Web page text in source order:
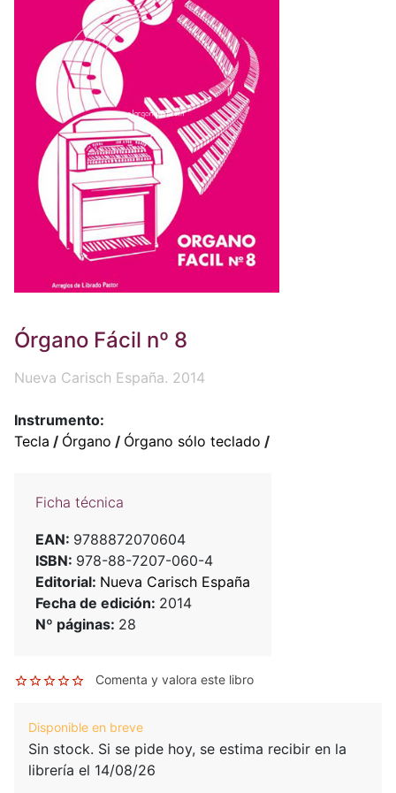
Órgano Fácil nº 8
Nueva Carisch España. 2014
Instrumento:
Tecla / Órgano / Órgano sólo teclado /
Ficha técnica
EAN: 9788872070604
ISBN: 978-88-7207-060-4
Editorial: Nueva Carisch España
Fecha de edición: 2014
Nº páginas: 28
Comenta y valora este libro
Disponible en breve
Sin stock. Si se pide hoy, se estima recibir en la
librería el 14/08/26